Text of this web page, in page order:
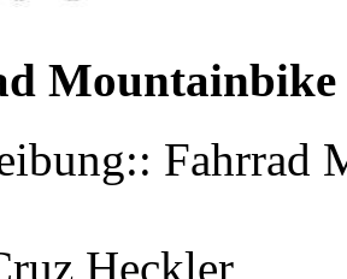
Mountainbike
Fahrrad
Heckler